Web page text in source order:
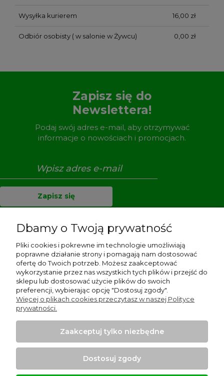
Wysyłka kurierem 16,00 zł
Odbiór osobisty( w salonie w Żywcu) 0,00 zł
Zapisz się do
Newslettera!
Podaj swój adres e-mail, aby otrzymywać
informacje o nowościach i promocjach.
Zapisz się
Pomoc
Dostawa i płatności
Moje konto
Gwarancja i zwroty
Dbamy o Twoją prywatność
Pliki cookies i pokrewne im technologie umożliwiają
poprawne działanie strony i pomagają nam dostosować
ofertę do Twoich potrzeb. Możesz zaakceptować
wykorzystanie przez nas wszystkich tych plików i przejść do
sklepu lub dostosować użycie plików do swoich
preferencji, wybierając opcję "Dostosuj zgody".
Więcej o plikach cookies przeczytasz w naszej Polityce
prywatności.
Zaakceptuj tylko niezbędne
Dostosuj zgody